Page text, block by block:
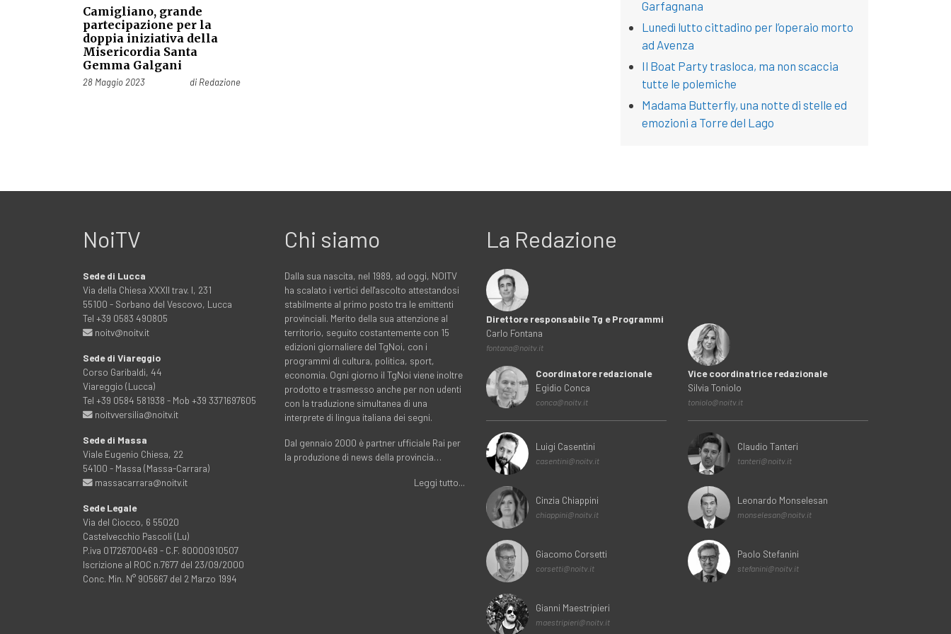
Camigliano, grande
partecipazione per la
doppia iniziativa della
Misericordia Santa
Gemma Galgani
Pubblicato il
28 Maggio 2023 di Redazione
Garfagnana
Lunedì lutto cittadino per l’operaio morto
ad Avenza
Il Boat Party trasloca, ma non scaccia
tutte le polemiche
Madama Butterfly, una notte di stelle ed
emozioni a Torre del Lago
NoiTV
Sede di Lucca
Via della Chiesa XXXII trav. I, 231
55100 - Sorbano del Vescovo, Lucca
Tel +39 0583 490805
noitv@noitv.it
Sede di Viareggio
Corso Garibaldi, 44
Viareggio (Lucca)
Tel +39 0584 581938 - Mob +39 3371697605
noitvversilia@noitv.it
Sede di Massa
Viale Eugenio Chiesa, 22
54100 - Massa (Massa-Carrara)
massacarrara@noitv.it
Sede Legale
Via del Ciocco, 6 55020
Castelvecchio Pascoli (Lu)
P.iva 01726700469 - C.F. 80000910507
Iscrizione al ROC n.7677 del 23/09/2000
Conc. Min. N° 905667 del 2 Marzo 1994
Chi siamo
Dalla sua nascita, nel 1989, ad oggi, NOITV
ha scalato i vertici dell'ascolto attestandosi
stabilmente al primo posto tra le emittenti
provinciali. Merito della sua attenzione al
territorio, seguito costantemente con 15
edizioni giornaliere del TgNoi, con i
programmi di cultura, politica, sport,
economia. Ogni giorno il TgNoi viene inoltre
prodotto e trasmesso anche per non udenti
con la traduzione simultanea di una
interprete di lingua italiana dei segni.
Dal gennaio 2000 è partner ufficiale Rai per
la produzione di news della provincia…
Leggi tutto...
La Redazione
Direttore responsabile Tg e Programmi
Carlo Fontana
fontana@noitv.it
Coordinatore redazionale
Egidio Conca
conca@noitv.it
Luigi Casentini
casentini@noitv.it
Cinzia Chiappini
chiappini@noitv.it
Giacomo Corsetti
corsetti@noitv.it
Gianni Maestripieri
maestripieri@noitv.it
Vice coordinatrice redazionale
Silvia Toniolo
toniolo@noitv.it
Claudio Tanteri
tanteri@noitv.it
Leonardo Monselesan
monselesan@noitv.it
Paolo Stefanini
stefanini@noitv.it